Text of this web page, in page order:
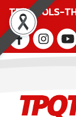
TPQTOOLS-